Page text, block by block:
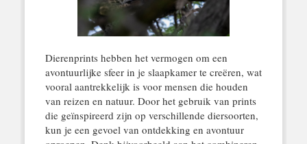
Dierenprints hebben het vermogen om een
avontuurlijke sfeer in je slaapkamer te creëren, wat
vooral aantrekkelijk is voor mensen die houden
van reizen en natuur. Door het gebruik van prints
die geïnspireerd zijn op verschillende diersoorten,
kun je een gevoel van ontdekking en avontuur